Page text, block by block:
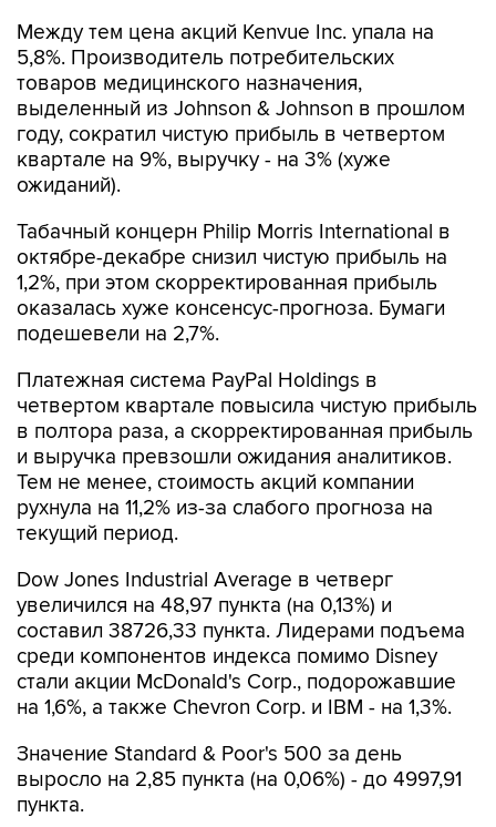
Между тем цена акций Kenvue Inc. упала на
5,8%. Производитель потребительских
товаров медицинского назначения,
выделенный из Johnson & Johnson в прошлом
году, сократил чистую прибыль в четвертом
квартале на 9%, выручку - на 3% (хуже
ожиданий).
Табачный концерн Philip Morris International в
октябре-декабре снизил чистую прибыль на
1,2%, при этом скорректированная прибыль
оказалась хуже консенсус-прогноза. Бумаги
подешевели на 2,7%.
Платежная система PayPal Holdings в
четвертом квартале повысила чистую прибыль
в полтора раза, а скорректированная прибыль
и выручка превзошли ожидания аналитиков.
Тем не менее, стоимость акций компании
рухнула на 11,2% из-за слабого прогноза на
текущий период.
Dow Jones Industrial Average в четверг
увеличился на 48,97 пункта (на 0,13%) и
составил 38726,33 пункта. Лидерами подъема
среди компонентов индекса помимо Disney
стали акции McDonald's Corp., подорожавшие
на 1,6%, а также Chevron Corp. и IBM - на 1,3%.
Значение Standard & Poor's 500 за день
выросло на 2,85 пункта (на 0,06%) - до 4997,91
пункта.